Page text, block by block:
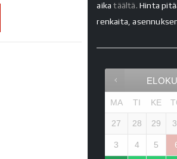
aikatäältä. Hinta
renkaita,
MA TI KE
27 28 29
3 4 5